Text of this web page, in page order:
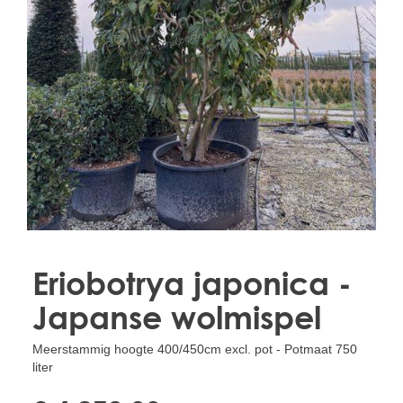
Treesafe
VORSTBESCHERMINGVOORBOMEN.NL
WINTERSCHUTZFUERBAEUME.DE
FROSTPROTECTIONFORTREES.CO.UK
Terracotta
TERRACOTTA.NL
TERRACOTTA.BE
TERRAKOTTA.DE
Eriobotrya japonica -
Japanse wolmispel
Meerstammig hoogte 400/450cm excl. pot - Potmaat 750
liter